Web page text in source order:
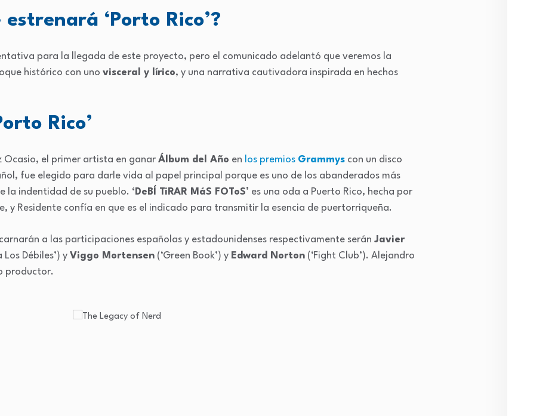
‘Porto Rico’?
para la llegada de este proyecto, pero el comunicado adelantó que veremos la
histórico con uno visceral y lírico, y una narrativa cautivadora inspirada en hechos
Rico’
Ocasio, el primer artista en ganar Álbum del Año en los premios Grammys con un disco
fue elegido para darle vida al papel principal porque es uno de los abanderados más
la indentidad de su pueblo. ‘DeBÍ TiRAR MáS FOToS’ es una oda a Puerto Rico, hecha por
y Residente confía en que es el indicado para transmitir la esencia de puertorriqueña.
a las participaciones españolas y estadounidenses respectivamente serán Javier
Los Débiles’) y Viggo Mortensen (‘Green Book’) y Edward Norton (‘Fight Club’). Alejandro
productor.